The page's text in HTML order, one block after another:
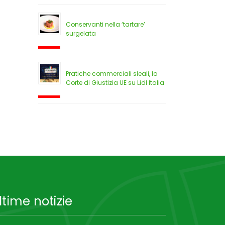
Conservanti nella ‘tartare’
surgelata
Pratiche commerciali sleali, la
Corte di Giustizia UE su Lidl Italia
notizie